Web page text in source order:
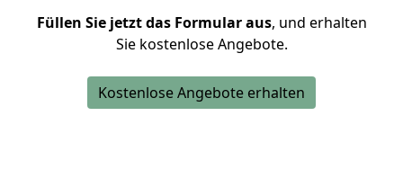
Füllen Sie jetzt das Formular aus, und erhalten
Sie kostenlose Angebote.
Kostenlose Angebote erhalten